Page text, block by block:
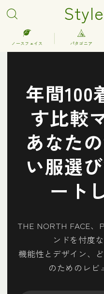
MENU
エルエルビーン
キーン
グレゴリー
パタゴニア
ホカオネオネ（HOKA）
ノースフェイス パタゴニア
年間100
す比較
あなた
い服選
ート
THE NORTH FACE
ンドを忖度
機能性とデザイン、
のためのレビ